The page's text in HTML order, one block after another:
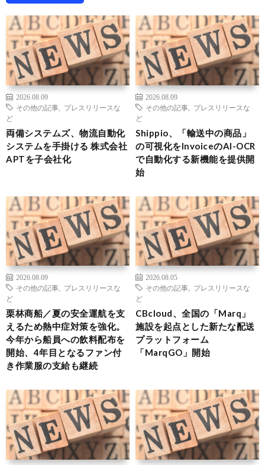
2026.08.09
その他の記事
プレスリリースな
ど
両備システムズ、物流自動化
システムを手掛ける 株式会社
APTを子会社化
2026.08.09
その他の記事
プレスリリースな
ど
Shippio、「輸送中の商品」
の可視化をInvoiceのAI-OCR
で自動化する新機能を提供開
始
2026.08.09
その他の記事
プレスリリースな
ど
栗林商船／夏の安全運航を支
えるため熱中症対策を強化。
今年から船員への飲料配布を
開始、4年目となるファン付
き作業服の支給も継続
2026.08.05
その他の記事
プレスリリースな
ど
CBcloud、全国の「Marq」
施設を起点とした新たな配送
プラットフォーム
「MarqGO」開始